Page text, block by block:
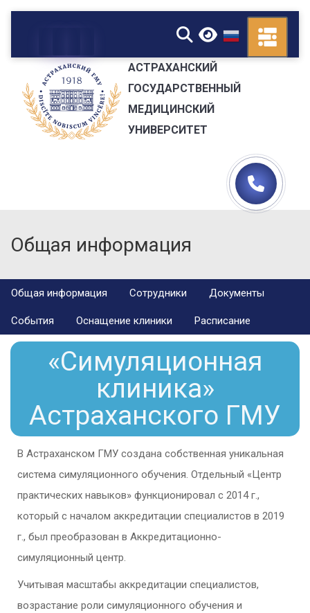
▼
АСТРАХАНСКИЙ
ГОСУДАРСТВЕННЫЙ
МЕДИЦИНСКИЙ
УНИВЕРСИТЕТ
Общая информация
Общая информация Сотрудники Документы
События Оснащение клиники Расписание
«Симуляционная
клиника»
Астраханского ГМУ
В Астраханском ГМУ создана собственная уникальная
система симуляционного обучения. Отдельный «Центр
практических навыков» функционировал с 2014 г.,
который с началом аккредитации специалистов в 2019
г., был преобразован в Аккредитационно-
симуляционный центр.
Учитывая масштабы аккредитации специалистов,
возрастание роли симуляционного обучения и